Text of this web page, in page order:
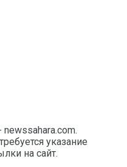
указание
на сайт.